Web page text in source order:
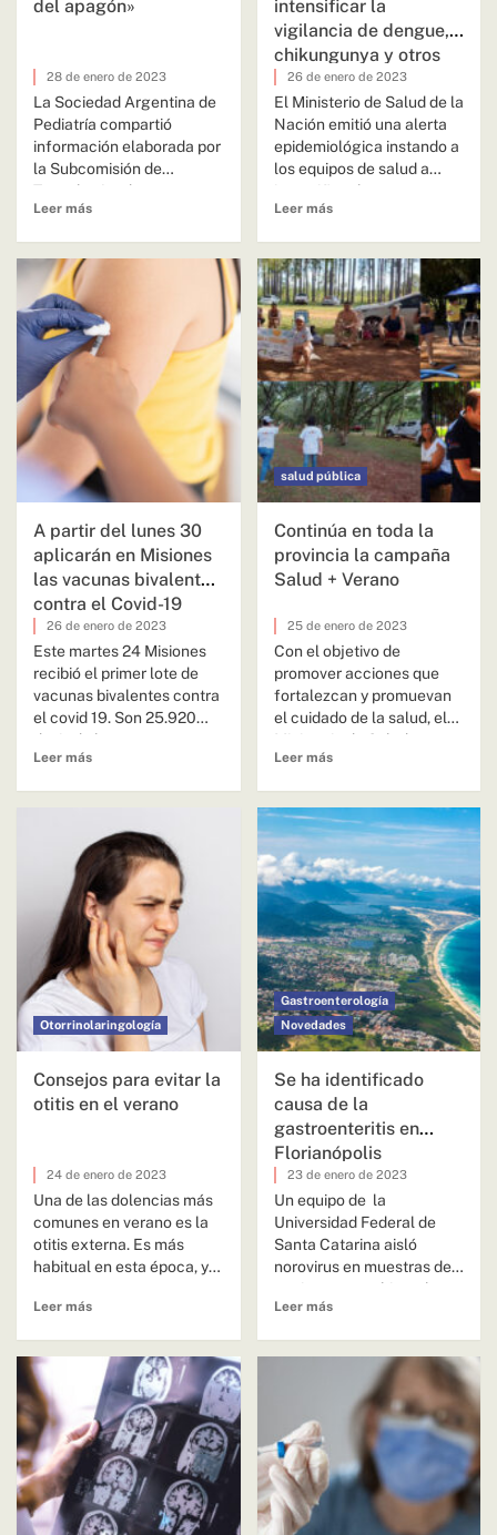
del apagón»
28 de enero de 2023
La Sociedad Argentina de
Pediatría compartió
información elaborada por
la Subcomisión de
Tecnologías de
Información y
recomendaciones sobre...
Leer más
intensificar la
vigilancia de dengue,
chikungunya y otros
arbovirus
26 de enero de 2023
El Ministerio de Salud de la
Nación emitió una alerta
epidemiológica instando a
los equipos de salud a
intensificar la...
Leer más
A partir del lunes 30
aplicarán en Misiones
las vacunas bivalentes
contra el Covid-19
26 de enero de 2023
Este martes 24 Misiones
recibió el primer lote de
vacunas bivalentes contra
el covid 19. Son 25.920
dosis de la...
Leer más
salud pública
Continúa en toda la
provincia la campaña
Salud + Verano
25 de enero de 2023
Con el objetivo de
promover acciones que
fortalezcan y promuevan
el cuidado de la salud, el
Ministerio de Salud
Pública...
Leer más
Otorrinolaringología
Consejos para evitar la
otitis en el verano
24 de enero de 2023
Una de las dolencias más
comunes en verano es la
otitis externa. Es más
habitual en esta época, ya
Leer más
Gastroenterología
Novedades
Se ha identificado
causa de la
gastroenteritis en
Florianópolis
23 de enero de 2023
Un equipo de la
Universidad Federal de
Santa Catarina aisló
norovirus en muestras de
pacientes y ambientales;
son 3241 las personas...
Leer más